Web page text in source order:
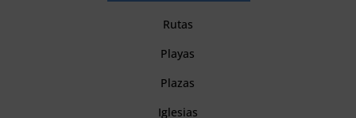
Rutas
Playas
Plazas
Iglesias